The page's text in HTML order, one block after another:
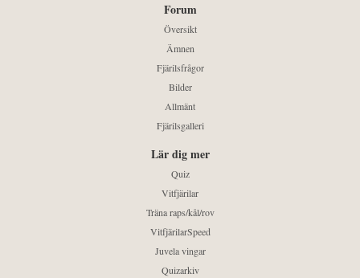
Forum
Översikt
Ämnen
Fjärilsfrågor
Bilder
Allmänt
Fjärilsgalleri
Lär dig mer
Quiz
Vitfjärilar
Träna raps/kål/rov
VitfjärilarSpeed
Juvela vingar
Quizarkiv